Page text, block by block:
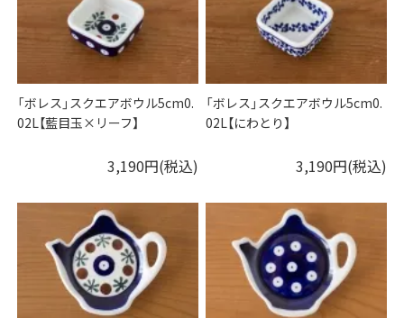
「ボレス」スクエアボウル5cm0.
02L【藍目玉×リーフ】
3,190円(税込)
「ボレス」スクエアボウル5cm0.
02L【にわとり】
3,190円(税込)